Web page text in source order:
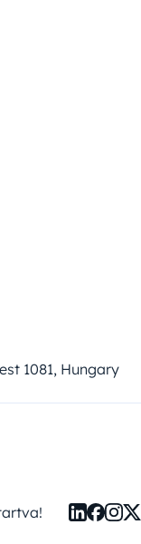
1081, Hungary